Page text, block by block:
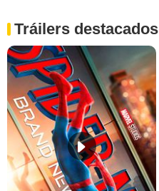
Tráilers destacados